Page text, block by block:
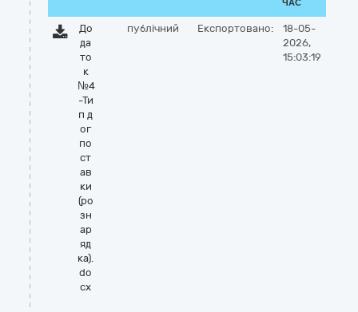
ЧАС
До
да
то
к
№4
-Ти
п д
ог
по
ст
ав
ки
(ро
зн
ар
яд
ка).
do
cx
публічний Експортовано:
18-05-
2026,
15:03:19